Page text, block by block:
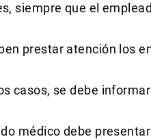
siempre que el
prestar atención los
casos, se debe
médico debe